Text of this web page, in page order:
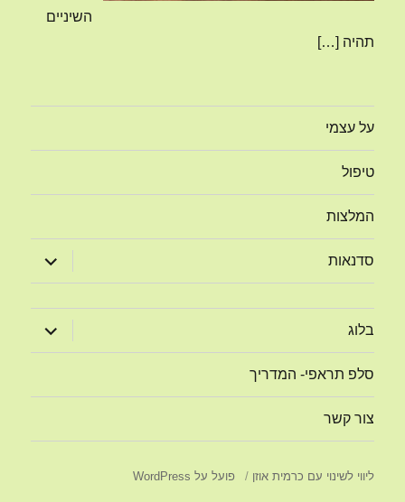
השיניים
תהיה […]
על עצמי
טיפול
המלצות
סדנאות
הצג
תפריט
בלוג
הצג
תפריט
סלפ תראפי- המדריך
צור קשר
ליווי לשינוי עם כרמית אוזן פועל על WordPress